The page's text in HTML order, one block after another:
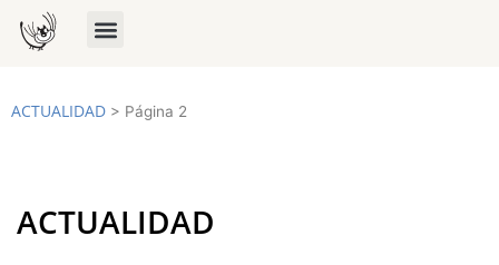
ACTUALIDAD > Página 2
ACTUALIDAD